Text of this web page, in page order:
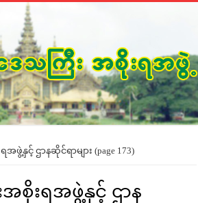
ဖွဲ့နှင့် ဌာနဆိုင်ရာများ (page 173)
စိုးရအဖွဲ့နှင့် ဌာန